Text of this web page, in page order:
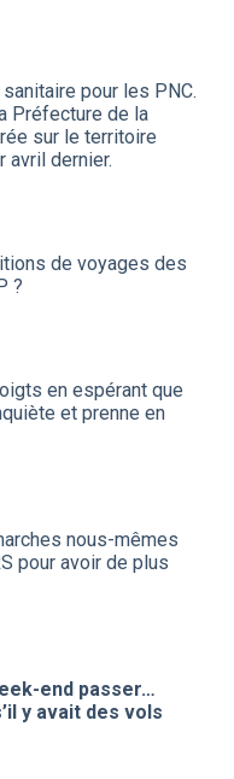
pour les PNC.
Préfecture de la
sur le territoire
avril dernier.
de voyages des
?
en espérant que
et prenne en
nous-mêmes
pour avoir de plus
end passer…
y avait des vols